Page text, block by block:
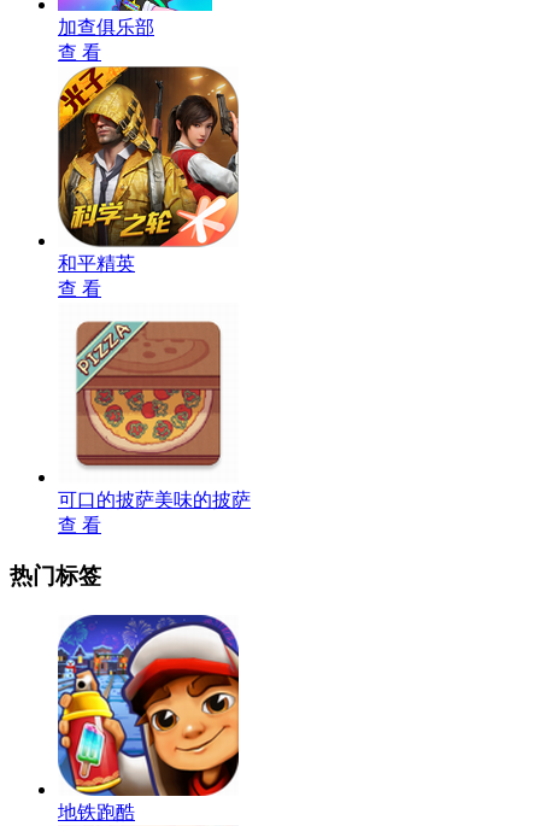
加查俱乐部
查 看
和平精英
查 看
可口的披萨美味的披萨
查 看
热门标签
地铁跑酷